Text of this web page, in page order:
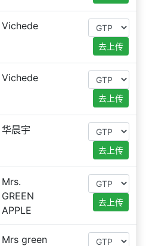
Vichede
去上传
Vichede
去上传
华晨宇
去上传
Mrs.
GREEN
APPLE
去上传
Mrs green